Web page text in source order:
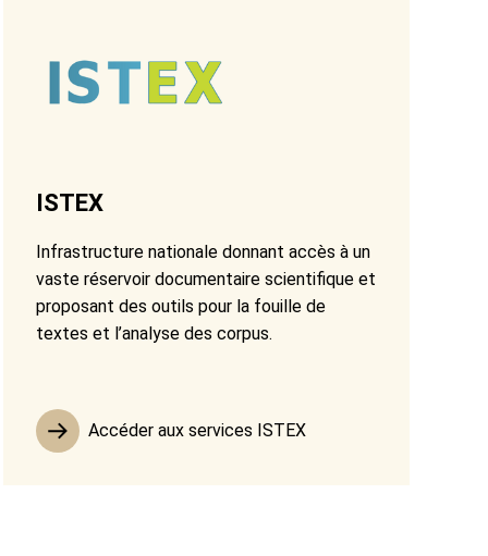
ISTEX
Infrastructure nationale donnant accès à un
vaste réservoir documentaire scientifique et
proposant des outils pour la fouille de
textes et l’analyse des corpus.
Accéder aux services ISTEX